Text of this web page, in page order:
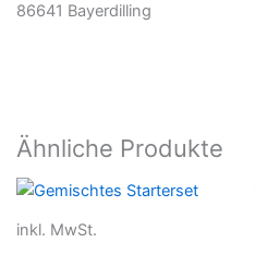
86641 Bayerdilling
Ähnliche Produkte
inkl. MwSt.
Dieses